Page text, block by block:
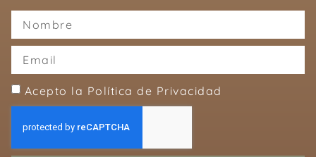
Acepto la Política de Privacidad